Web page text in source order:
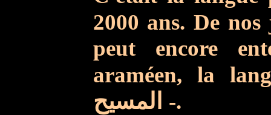
2000 ans. De
peut encore
araméen, la
-.